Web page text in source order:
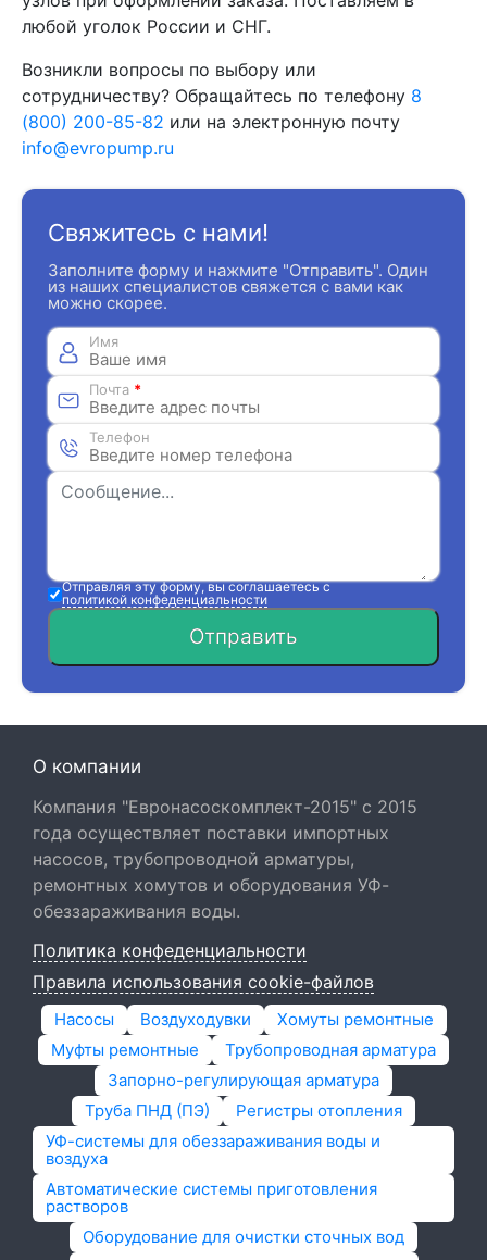
любой уголок России и СНГ.
Возникли вопросы по выбору или
сотрудничеству? Обращайтесь по телефону 8
(800) 200-85-82 или на электронную почту
info@evropump.ru
Свяжитесь с нами!
Заполните форму и нажмите "Отправить". Один
из наших специалистов свяжется с вами как
можно скорее.
Имя
Почта *
Телефон
Отправляя эту форму, вы соглашаетесь с
политикой конфеденциальности
Отправить
О компании
Компания "Евронасоскомплект-2015" с 2015
года осуществляет поставки импортных
насосов, трубопроводной арматуры,
ремонтных хомутов и оборудования УФ-
обеззараживания воды.
Политика конфеденциальности
Правила использования cookie-файлов
Насосы Воздуходувки
Хомуты ремонтные
Муфты ремонтные
Трубопроводная арматура
Запорно-регулирующая арматура
Труба ПНД (ПЭ)
Регистры отопления
УФ-системы для обеззараживания воды и
воздуха
Автоматические системы приготовления
растворов
Оборудование для очистки сточных вод